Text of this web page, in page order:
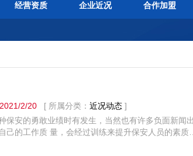
经营资质 企业近况 合作加盟
2021/2/20[ 所属分类： 近况动态]
保安的勇敢业绩时有发生，当然也有许多负面新闻
己的工作质 量，会经过训练来提升保安人员的素质…